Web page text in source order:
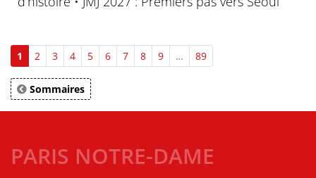
1 2 3 4 5 6 7 8 9 … 89
Sommaires
PARIS NOTRE-DAME